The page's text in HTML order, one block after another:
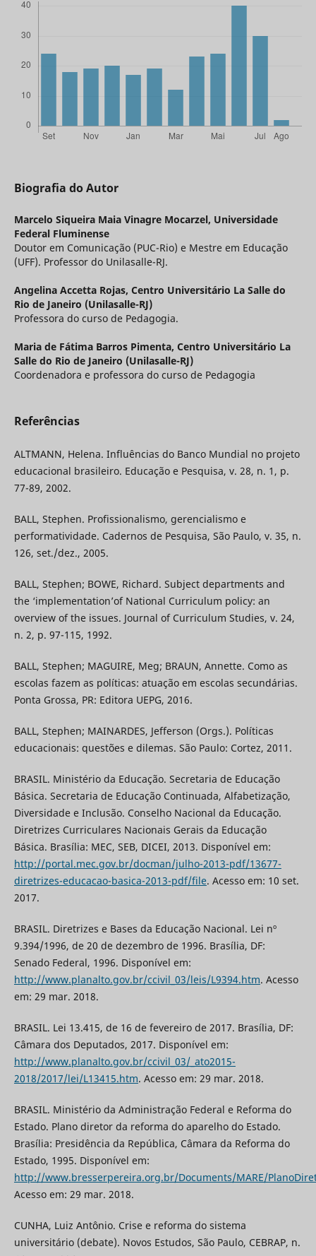
Biografia do Autor
Marcelo Siqueira Maia Vinagre Mocarzel, Universidade
Federal Fluminense
Doutor em Comunicação (PUC-Rio) e Mestre em Educação
(UFF). Professor do Unilasalle-RJ.
Angelina Accetta Rojas, Centro Universitário La Salle do
Rio de Janeiro (Unilasalle-RJ)
Professora do curso de Pedagogia.
Maria de Fátima Barros Pimenta, Centro Universitário La
Salle do Rio de Janeiro (Unilasalle-RJ)
Coordenadora e professora do curso de Pedagogia
Referências
ALTMANN, Helena. Influências do Banco Mundial no projeto
educacional brasileiro. Educação e Pesquisa, v. 28, n. 1, p.
77-89, 2002.
BALL, Stephen. Profissionalismo, gerencialismo e
performatividade. Cadernos de Pesquisa, São Paulo, v. 35, n.
126, set./dez., 2005.
BALL, Stephen; BOWE, Richard. Subject departments and
the ‘implementation’of National Curriculum policy: an
overview of the issues. Journal of Curriculum Studies, v. 24,
n. 2, p. 97-115, 1992.
BALL, Stephen; MAGUIRE, Meg; BRAUN, Annette. Como as
escolas fazem as políticas: atuação em escolas secundárias.
Ponta Grossa, PR: Editora UEPG, 2016.
BALL, Stephen; MAINARDES, Jefferson (Orgs.). Políticas
educacionais: questões e dilemas. São Paulo: Cortez, 2011.
BRASIL. Ministério da Educação. Secretaria de Educação
Básica. Secretaria de Educação Continuada, Alfabetização,
Diversidade e Inclusão. Conselho Nacional da Educação.
Diretrizes Curriculares Nacionais Gerais da Educação
Básica. Brasília: MEC, SEB, DICEI, 2013. Disponível em:
http://portal.mec.gov.br/docman/julho-2013-pdf/13677-
diretrizes-educacao-basica-2013-pdf/file. Acesso em: 10 set.
2017.
BRASIL. Diretrizes e Bases da Educação Nacional. Lei nº
9.394/1996, de 20 de dezembro de 1996. Brasília, DF:
Senado Federal, 1996. Disponível em:
http://www.planalto.gov.br/ccivil_03/leis/L9394.htm. Acesso
em: 29 mar. 2018.
BRASIL. Lei 13.415, de 16 de fevereiro de 2017. Brasília, DF:
Câmara dos Deputados, 2017. Disponível em:
http://www.planalto.gov.br/ccivil_03/_ato2015-
2018/2017/lei/L13415.htm. Acesso em: 29 mar. 2018.
BRASIL. Ministério da Administração Federal e Reforma do
Estado. Plano diretor da reforma do aparelho do Estado.
Brasília: Presidência da República, Câmara da Reforma do
Estado, 1995. Disponível em:
http://www.bresserpereira.org.br/Documents/MARE/
Acesso em: 29 mar. 2018.
CUNHA, Luiz Antônio. Crise e reforma do sistema
universitário (debate). Novos Estudos, São Paulo, CEBRAP, n.